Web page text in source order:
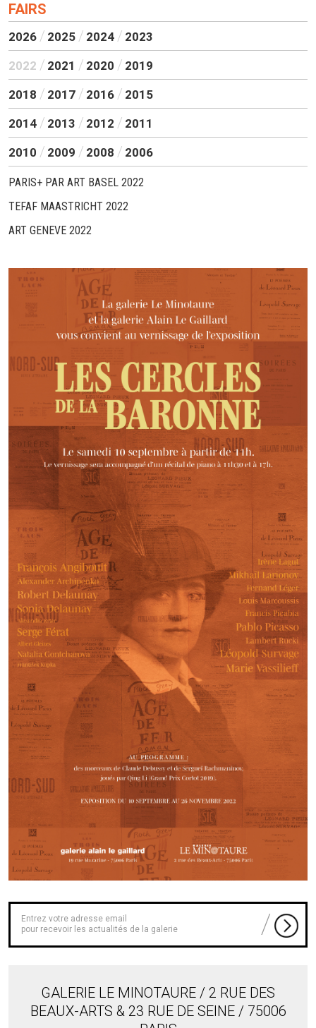
FAIRS
2026 2025 2024 2023
2022 2021 2020 2019
2018 2017 2016 2015
2014 2013 2012 2011
2010 2009 2008 2006
PARIS+ PAR ART BASEL 2022
TEFAF MAASTRICHT 2022
ART GENEVE 2022
pour recevoir les actualités de la galerie
GALERIE LE MINOTAURE / 2 RUE DES
BEAUX-ARTS & 23 RUE DE SEINE / 75006